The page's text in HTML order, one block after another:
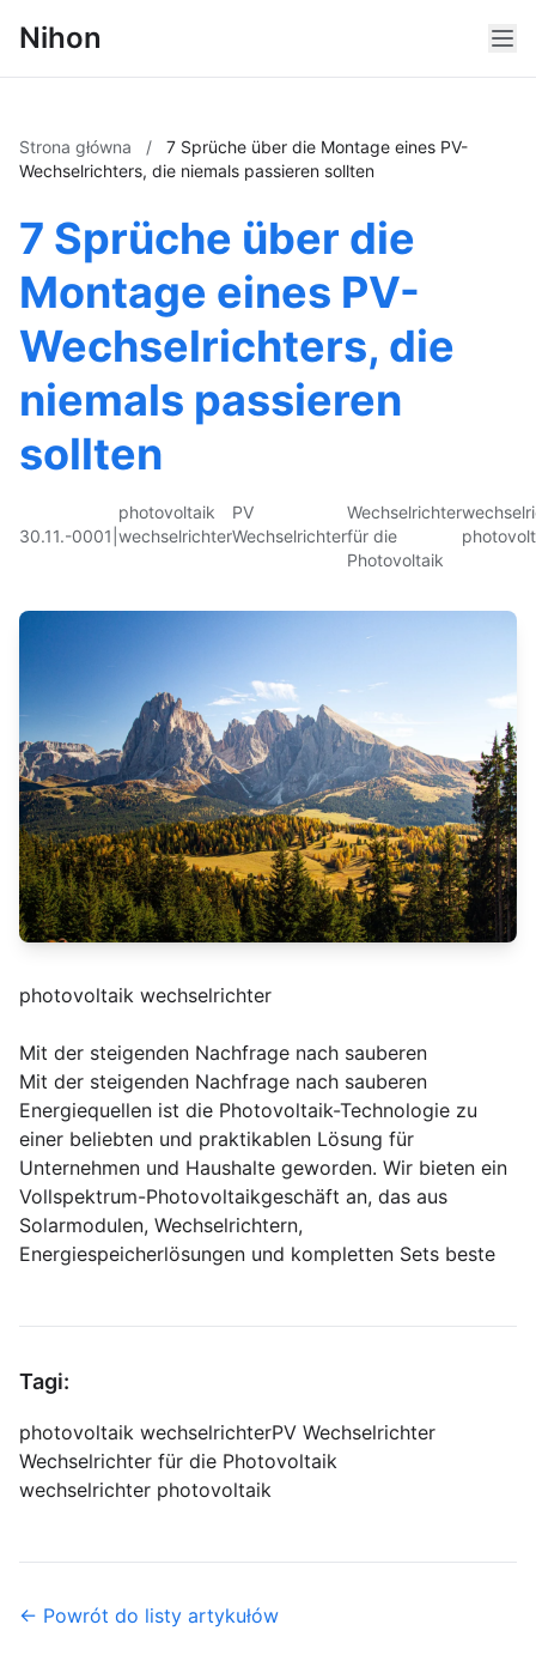
Nihon
Strona główna /
7 Sprüche über die Montage eines PV-
Wechselrichters, die niemals passieren sollten
7 Sprüche über die
Montage eines PV-
Wechselrichters, die
niemals passieren
sollten
30.11.-0001
photovoltaik
wechselrichter
PV
Wechselrichter
Wechselrichter
für die
Photovoltaik
photovoltaik wechselrichter
Mit der steigenden Nachfrage nach sauberen
Mit der steigenden Nachfrage nach sauberen
Energiequellen ist die Photovoltaik-Technologie zu
einer beliebten und praktikablen Lösung für
Unternehmen und Haushalte geworden. Wir bieten ein
Vollspektrum-Photovoltaikgeschäft an, das aus
Solarmodulen, Wechselrichtern,
Energiespeicherlösungen und kompletten Sets beste
Tagi:
photovoltaik wechselrichterPV Wechselrichter
Wechselrichter für die Photovoltaik
wechselrichter photovoltaik
← Powrót do listy artykułów